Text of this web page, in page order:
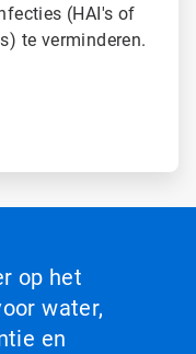
(HAI's of
te verminderen.
op het
water,
en